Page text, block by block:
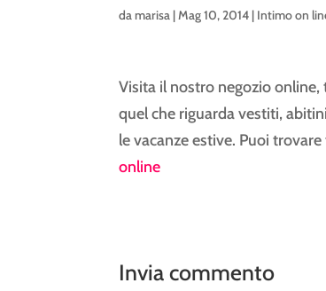
damarisa | Mag 10, 2014 | Intimo on
Visita il nostro negozio
quel che riguarda vestiti,
le vacanze estive. Puoi
online
Invia commento